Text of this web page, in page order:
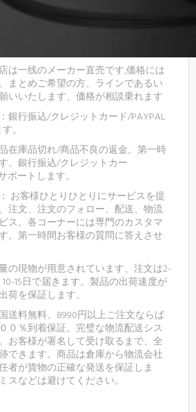
は一线のメーカー直売です,価格には
まとめご希望の方、ラインであるい
いいたします、価格が相談乗れます
：銀行振込/クレジットカード/PAYPAL
。
在庫品切れ/商品不良の返金。第一時
。銀行振込/クレジットカー
ポートします。
： お客様ひとりひとりにサービスを提
注文、注文のフォロー、配送、物流
ス。各コーナーには専門のカスタマ
。第一時間お客様の質問に答えさせ
の現物が用意されています、注文は2-
15日で届きます。製品の出荷速度が
荷を保証します。
送料無料、8990円以上ご注文ならば
０％到着保証。完璧な物流配送シス
お客様が署名して受け取るまで、全
できます。商品は倉庫から物流会社
者が貨物の正確な発送を保証しま
スなどは避けてください。